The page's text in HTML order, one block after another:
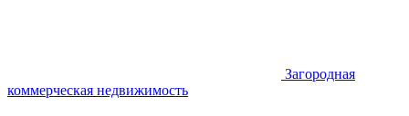
Загородная
коммерческая недвижимость